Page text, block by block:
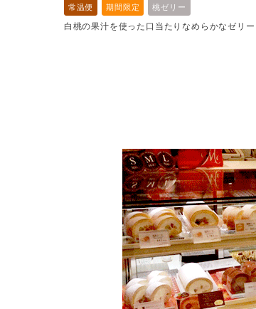
常温便 期間限定 桃ゼリー
白桃の果汁を使った口当たりなめらかなゼリー